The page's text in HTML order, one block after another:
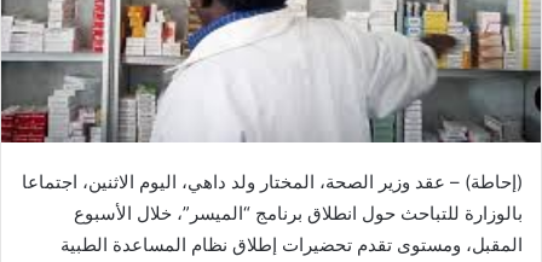
(إحاطة) – عقد وزير الصحة، المختار ولد داهي، اليوم الاثنين، اجتماعا
بالوزارة للتباحث حول انطلاق برنامج “الميسر”، خلال الأسبوع
المقبل، ومستوى تقدم تحضيرات إطلاق نظام المساعدة الطبية